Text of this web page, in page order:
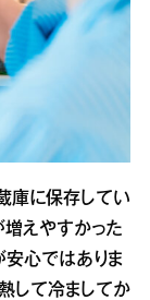
庫に保存してい
増えやすかった
安心ではありま
して冷ましてか